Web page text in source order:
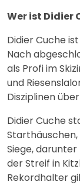
Wer ist Didier
Didier Cuche
Nach
als Profi im
und
Disziplinen
Didier Cuche
Siege,
der Streif in
Rekordhalter